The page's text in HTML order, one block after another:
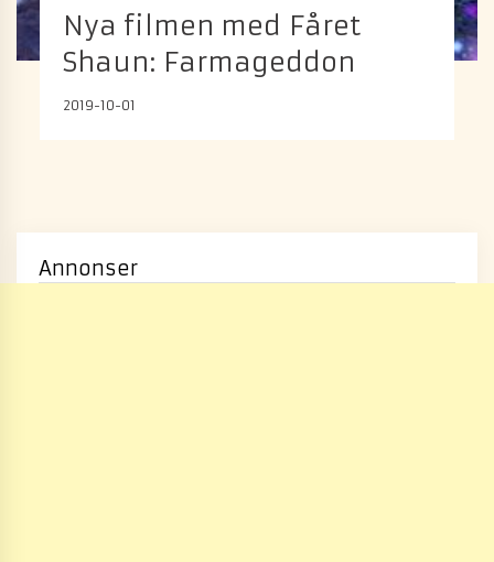
Nya filmen med Fåret
Shaun: Farmageddon
2019-10-01
Annonser